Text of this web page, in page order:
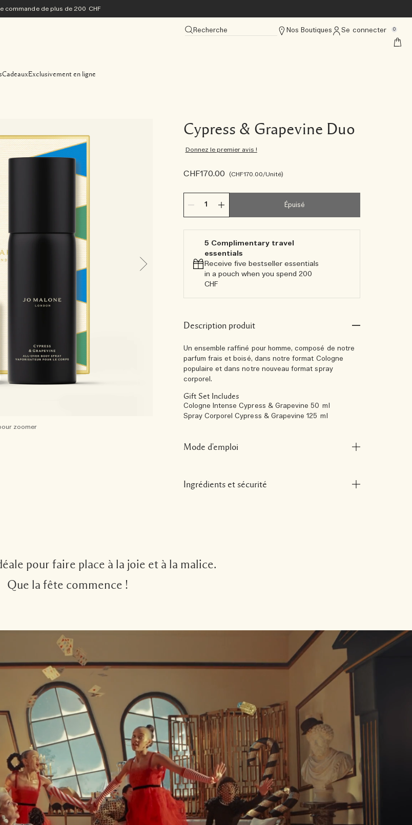
commande de plus de 200 CHF
Recherche Nos Boutiques Se connecter 0
Cadeaux Exclusivement en ligne
Cypress & Grapevine Duo
Donnez le premier avis !
zoomer
CHF170.00 CHF170.00/Unité
Épuisé
5 Complimentary travel
essentials​
Receive five bestseller essentials
in a pouch when you spend 200
CHF
Description produit
Un ensemble raffiné pour homme, composé de notre
parfum frais et boisé, dans notre format Cologne
populaire et dans notre nouveau format spray
corporel.
Gift Set Includes
Cologne Intense Cypress & Grapevine 50 ml
Spray Corporel Cypress & Grapevine 125 ml
Mode d'emploi
Ingrédients et sécurité
pour faire place à la joie et à la malice.
Que la fête commence !